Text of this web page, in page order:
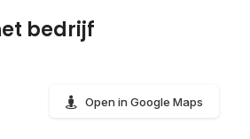
bedrijf
Open in Google Maps